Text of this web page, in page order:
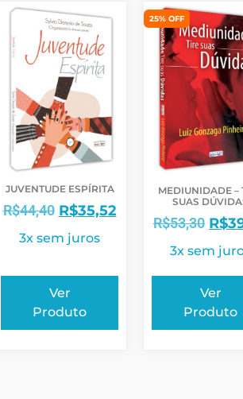
JUVENTUDE ESPÍRITA
R$44,40 R$35,52
3x sem juros
Ver
Produto
25% OFF
MEDIUNIDADE –
SUAS
R$53,30 R$
3x sem
Ver
Produto